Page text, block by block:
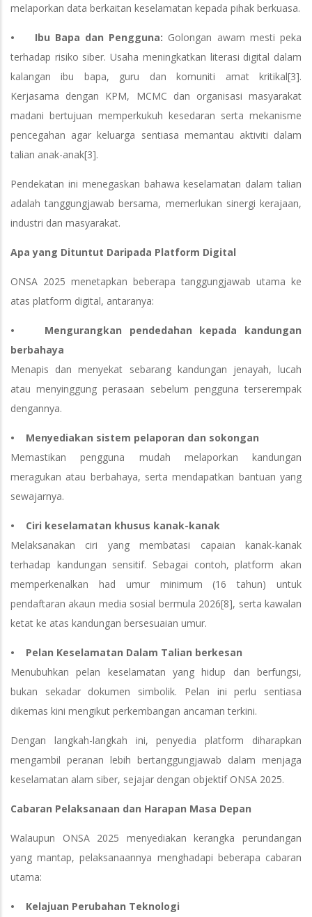
melaporkan data berkaitan keselamatan kepada pihak berkuasa.
• Ibu Bapa dan Pengguna: Golongan awam mesti peka
terhadap risiko siber. Usaha meningkatkan literasi digital dalam
kalangan ibu bapa, guru dan komuniti amat kritikal[3].
Kerjasama dengan KPM, MCMC dan organisasi masyarakat
madani bertujuan memperkukuh kesedaran serta mekanisme
pencegahan agar keluarga sentiasa memantau aktiviti dalam
talian anak-anak[3].
Pendekatan ini menegaskan bahawa keselamatan dalam talian
adalah tanggungjawab bersama, memerlukan sinergi kerajaan,
industri dan masyarakat.
Apa yang Dituntut Daripada Platform Digital
ONSA 2025 menetapkan beberapa tanggungjawab utama ke
atas platform digital, antaranya:
• Mengurangkan pendedahan kepada kandungan
berbahaya
Menapis dan menyekat sebarang kandungan jenayah, lucah
atau menyinggung perasaan sebelum pengguna terserempak
dengannya.
• Menyediakan sistem pelaporan dan sokongan
Memastikan pengguna mudah melaporkan kandungan
meragukan atau berbahaya, serta mendapatkan bantuan yang
sewajarnya.
• Ciri keselamatan khusus kanak-kanak
Melaksanakan ciri yang membatasi capaian kanak-kanak
terhadap kandungan sensitif. Sebagai contoh, platform akan
memperkenalkan had umur minimum (16 tahun) untuk
pendaftaran akaun media sosial bermula 2026[8], serta kawalan
ketat ke atas kandungan bersesuaian umur.
• Pelan Keselamatan Dalam Talian berkesan
Menubuhkan pelan keselamatan yang hidup dan berfungsi,
bukan sekadar dokumen simbolik. Pelan ini perlu sentiasa
dikemas kini mengikut perkembangan ancaman terkini.
Dengan langkah-langkah ini, penyedia platform diharapkan
mengambil peranan lebih bertanggungjawab dalam menjaga
keselamatan alam siber, sejajar dengan objektif ONSA 2025.
Cabaran Pelaksanaan dan Harapan Masa Depan
Walaupun ONSA 2025 menyediakan kerangka perundangan
yang mantap, pelaksanaannya menghadapi beberapa cabaran
utama:
• Kelajuan Perubahan Teknologi